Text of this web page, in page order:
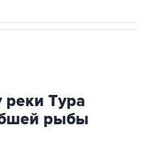
Тура
рыбы